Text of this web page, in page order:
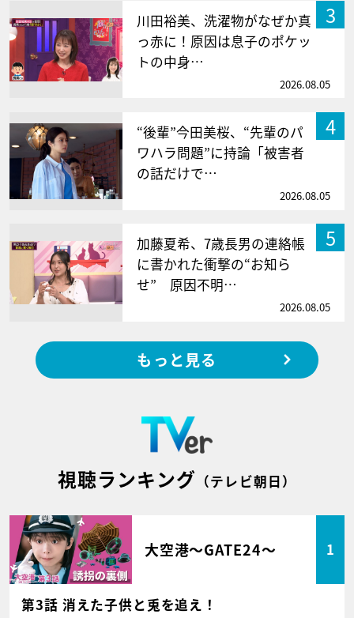
3
川田裕美、洗濯物がなぜか真
っ赤に！原因は息子のポケッ
トの中身…
2026.08.05
4
“後輩”今田美桜、“先輩のパ
ワハラ問題”に持論「被害者
の話だけで…
2026.08.05
5
加藤夏希、7歳長男の連絡帳
に書かれた衝撃の“お知ら
せ” 原因不明…
2026.08.05
もっと見る
視聴ランキング （テレビ朝日）
大空港～GATE24～ 1
第3話 消えた子供と兎を追え！